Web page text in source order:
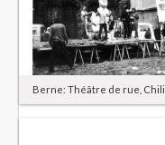
Berne: Théâtre de rue, Chili